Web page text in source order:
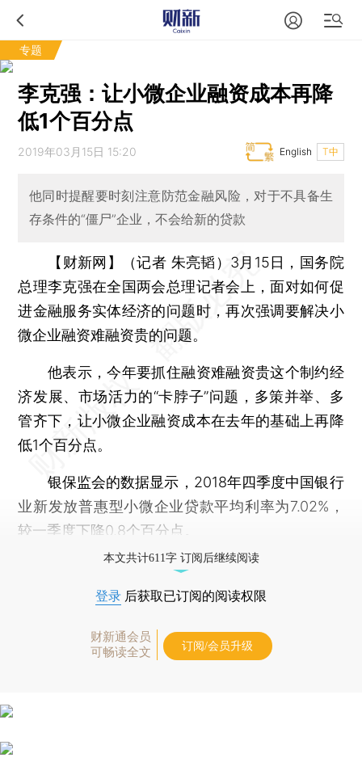
专题
李克强：让小微企业融资成本再降
低1个百分点
2019年03月15日 15:20 T中
English
他同时提醒要时刻注意防范金融风险，对于不具备生
存条件的“僵尸”企业，不会给新的贷款
【财新网】（记者 朱亮韬） 3月15日，国务院
总理李克强在全国两会总理记者会上，面对如何促
进金融服务实体经济的问题时，再次强调要解决小
微企业融资难融资贵的问题。
他表示，今年要抓住融资难融资贵这个制约经
济发展、市场活力的“卡脖子”问题，多策并举、多
管齐下，让小微企业融资成本在去年的基础上再降
低1个百分点。
银保监会的数据显示，2018年四季度中国银行
业新发放普惠型小微企业贷款平均利率为7.02%，
较一季度下降0.8个百分点。
本文共计611字 订阅后继续阅读
登录 后获取已订阅的阅读权限
财新通会员
可畅读全文
订阅/会员升级